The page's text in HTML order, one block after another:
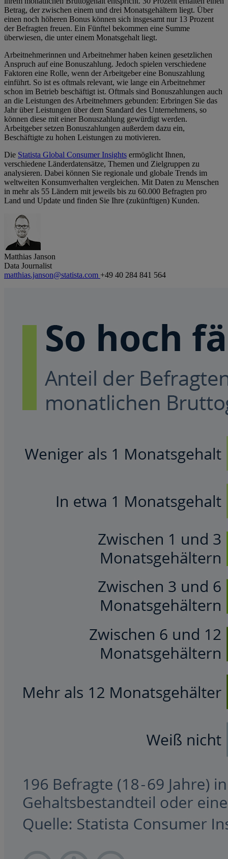
Betrag, der zwischen einem und drei Monatsgehältern liegt. Über
einen noch höheren Bonus können sich insgesamt nur 13 Prozent
der Befragten freuen. Ein Fünftel bekommen eine Summe
überwiesen, die unter einem Monatsgehalt liegt.
Arbeitnehmerinnen und Arbeitnehmer haben keinen gesetzlichen
Anspruch auf eine Bonuszahlung. Jedoch spielen verschiedene
Faktoren eine Rolle, wenn der Arbeitgeber eine Bonuszahlung
einführt. So ist es oftmals relevant, wie lange ein Arbeitnehmer
schon im Betrieb beschäftigt ist. Oftmals sind Bonuszahlungen auch
an die Leistungen des Arbeitnehmers gebunden: Erbringen Sie das
Jahr über Leistungen über dem Standard des Unternehmens, so
können diese mit einer Bonuszahlung gewürdigt werden.
Arbeitgeber setzen Bonuszahlungen außerdem dazu ein,
Beschäftigte zu hohen Leistungen zu motivieren.
Die Statista Global Consumer Insights ermöglicht Ihnen,
verschiedene Länderdatensätze, Themen und Zielgruppen zu
analysieren. Dabei können Sie regionale und globale Trends im
weltweiten Konsumverhalten vergleichen. Mit Daten zu Menschen
in mehr als 55 Ländern mit jeweils bis zu 60.000 Befragten pro
Land und Update und finden Sie Ihre (zukünftigen) Kunden.
Matthias Janson
Data Journalist
matthias.janson@statista.com +49 40 284 841 564